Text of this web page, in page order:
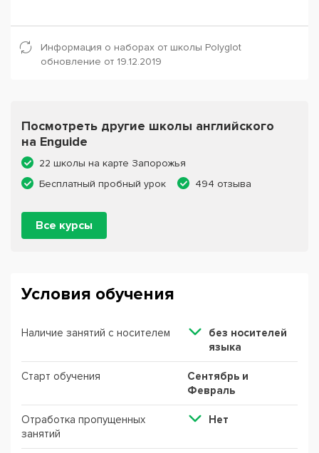
Информация о наборах от школы Polyglot
обновление от 19.12.2019
Посмотреть другие школы английского
на Enguide
22 школы на карте Запорожья
Бесплатный пробный урок
494 отзыва
Все курсы
Условия обучения
Наличие занятий с носителем
без носителей
языка
Старт обучения
Сентябрь и
Февраль
Отработка пропущенных
занятий
Нет